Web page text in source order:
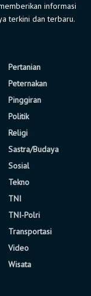
informasi
terkini dan terbaru.
Pertanian
Peternakan
Pinggiran
Politik
Religi
Sastra/Budaya
Sosial
Tekno
TNI
TNI-Polri
Transportasi
Video
Wisata